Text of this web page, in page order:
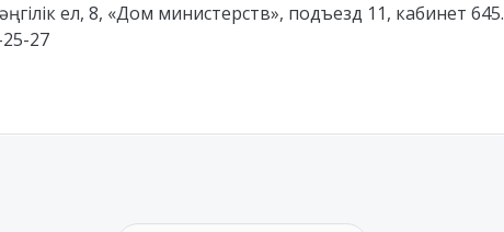
ел, 8, «Дом министерств», подъезд 11, кабинет 645.
27